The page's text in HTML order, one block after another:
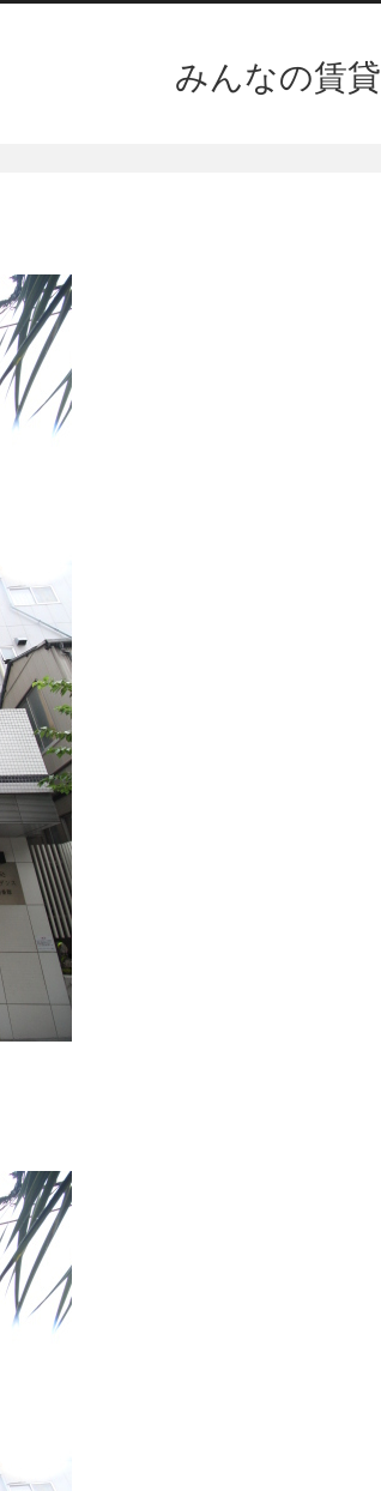
みんなの賃貸